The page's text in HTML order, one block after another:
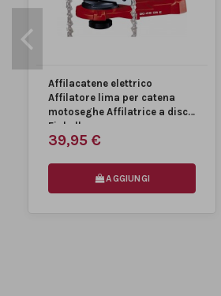
Spessore della catena
MARCA
Affilacatene elettrico
Affilatore lima per catena
motoseghe Affilatrice a disco
Einhell
39,95 €
AGGIUNGI